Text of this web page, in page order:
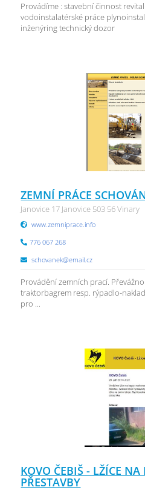
Provádíme : stavební činnost
vodoinstalatérské práce
inženýring technický dozor
ZEMNÍ PRÁCE
Janovice 17 Janovice 503 56 Vinary
www.zemniprace.info
776 067 268
schovanek@email.cz
Provádění zemních prací.
traktorbagrem resp. rýpadlo-
pro ...
KOVO ČEBIŠ - LŽÍCE NA
PŘESTAVBY